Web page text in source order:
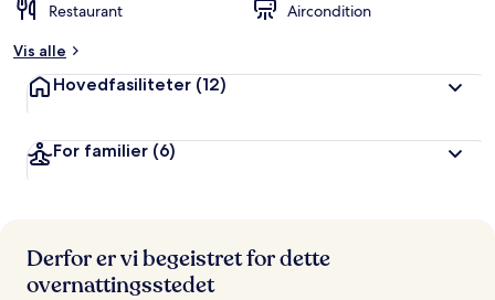
Restaurant
Aircondition
Vis alle
Hovedfasiliteter (12)
For familier (6)
Derfor er vi begeistret for dette
overnattingsstedet